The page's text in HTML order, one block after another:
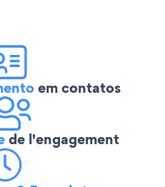
em contatos
de l'engagement